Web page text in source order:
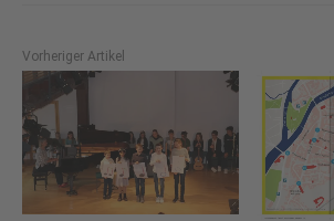
Vorheriger Artikel